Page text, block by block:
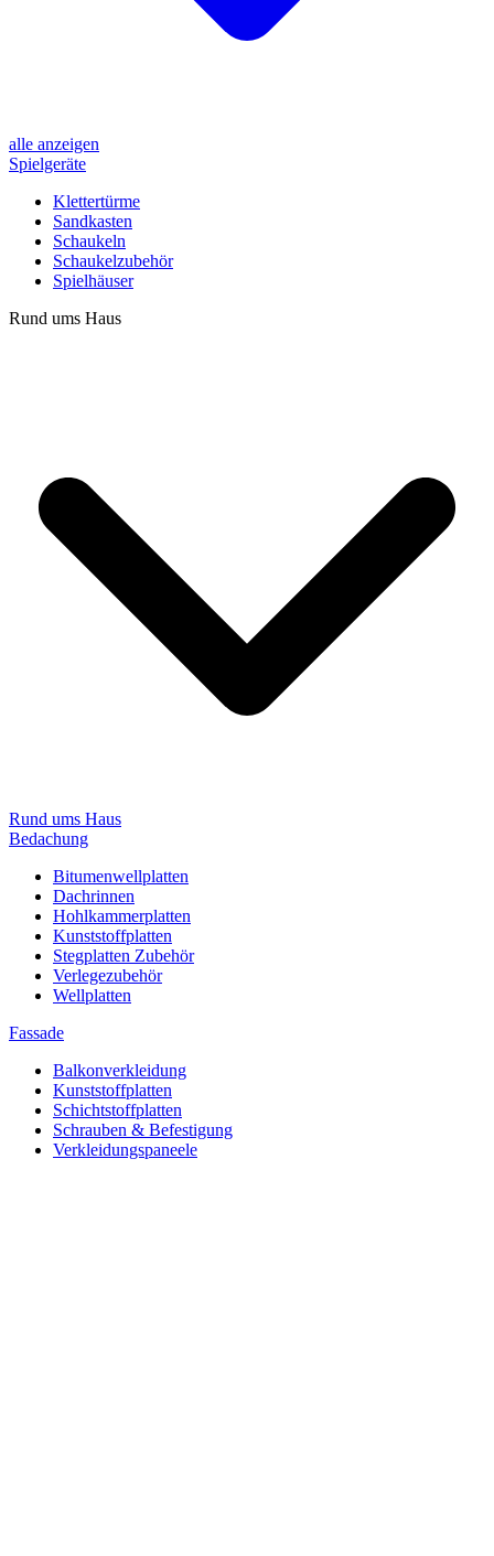
alle anzeigen
Spielgeräte
Klettertürme
Sandkasten
Schaukeln
Schaukelzubehör
Spielhäuser
Rund ums Haus
Rund ums Haus
Bedachung
Bitumenwellplatten
Dachrinnen
Hohlkammerplatten
Kunststoffplatten
Stegplatten Zubehör
Verlegezubehör
Wellplatten
Fassade
Balkonverkleidung
Kunststoffplatten
Schichtstoffplatten
Schrauben & Befestigung
Verkleidungspaneele